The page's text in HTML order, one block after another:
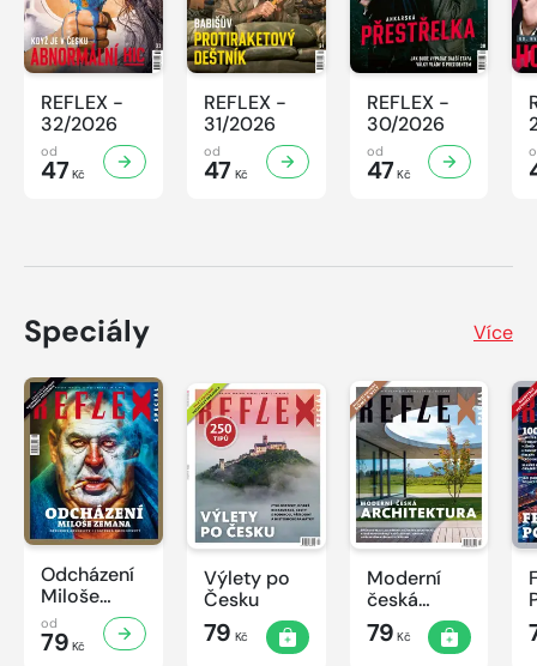
REFLEX -
32/2026
od
47 Kč
REFLEX -
31/2026
od
47 Kč
REFLEX -
30/2026
od
47Kč
Speciály Více
Odcházení
Miloše
Zemana
od
79 Kč
Výlety po
Česku
79 Kč
Moderní
česká
architektura
79 Kč